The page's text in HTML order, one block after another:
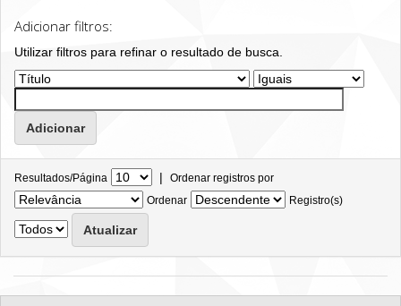
Adicionar filtros:
Utilizar filtros para refinar o resultado de busca.
Resultados/Página | Ordenar registros por
Ordenar
Registro(s)